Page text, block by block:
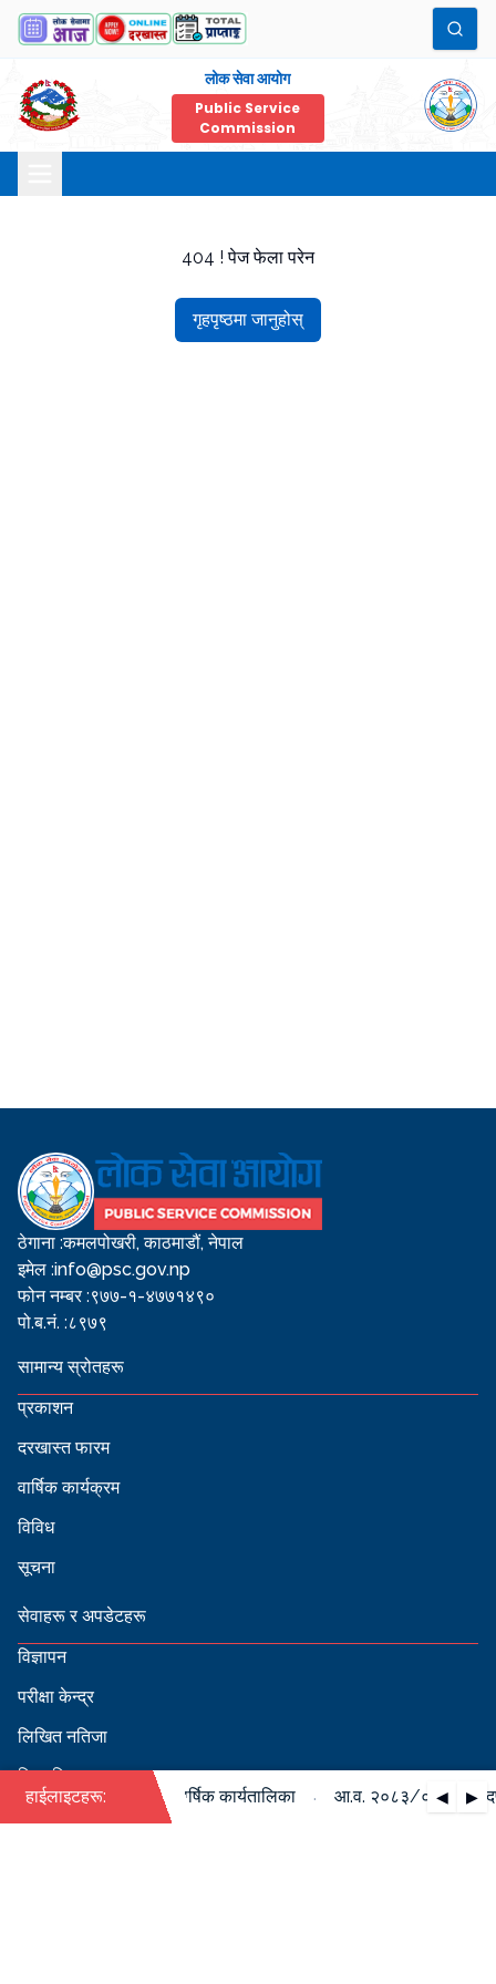
लोक सेवा आयोग
Public Service
Commission
404 ! पेज फेला परेन
गृहपृष्ठमा जानुहोस्
ठेगाना :कमलपोखरी, काठमाडौं, नेपाल
इमेल :info@psc.gov.np
फोन नम्बर :९७७-१-४७७१४९०
पो.ब.नं. :८९७९
सामान्य स्रोतहरू
प्रकाशन
दरखास्त फारम
वार्षिक कार्यक्रम
विविध
सूचना
सेवाहरू र अपडेटहरू
विज्ञापन
परीक्षा केन्द्र
लिखित नतिजा
सिफारिस
हाईलाइटहरू: ◀ ▶
को पदपूर्ति सम्बन्धी वार्षिक कार्यतालिका आ.व. २०८३/०८४ को